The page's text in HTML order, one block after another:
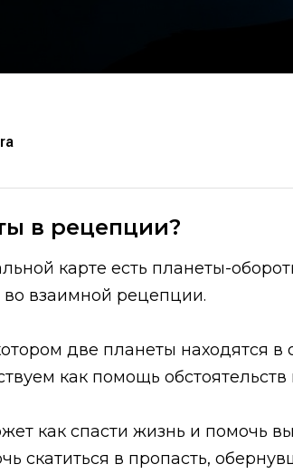
в рецепции?
карте есть планеты-
взаимной рецепции.
две планеты находятся в
как помощь
как спасти жизнь и помочь
скатиться в пропасть,